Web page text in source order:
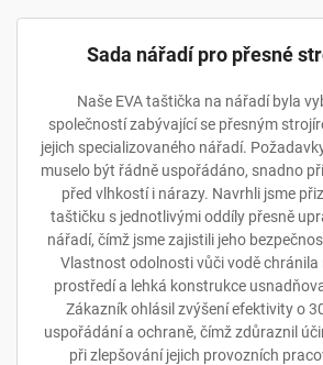
Sada nářadí pro přesné
Naše EVA taštička na nářadí byla
společností zabývající se přesným
jejich specializovaného nářadí.
muselo být řádně uspořádáno, snadno
před vlhkostí i nárazy. Navrhli jsme
taštičku s jednotlivými oddíly přesně
nářadí, čímž jsme zajistili jeho
Vlastnost odolnosti vůči vodě chránila
prostředí a lehká konstrukce
Zákazník ohlásil zvýšení efektivity o
uspořádání a ochraně, čímž zdůraznil
při zlepšování jejich provozních